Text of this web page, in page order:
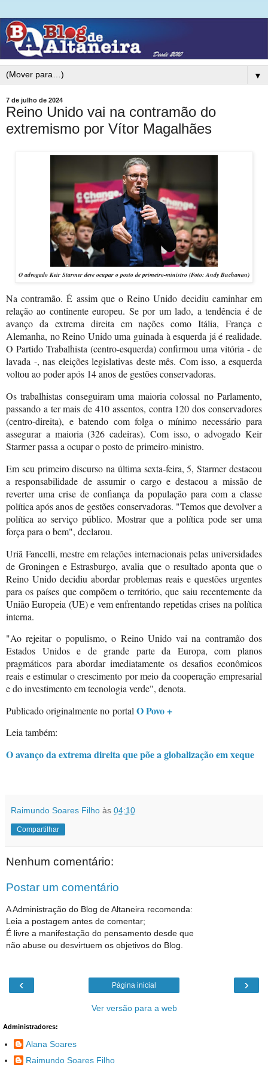
▼
7 de julho de 2024
Reino Unido vai na contramão do
extremismo por Vítor Magalhães
O advogado Keir Starmer deve ocupar o posto de primeiro-ministro (Foto: Andy Buchanan)
Na contramão. É assim que o Reino Unido decidiu caminhar em
relação ao continente europeu. Se por um lado, a tendência é de
avanço da extrema direita em nações como Itália, França e
Alemanha, no Reino Unido uma guinada à esquerda já é realidade.
O Partido Trabalhista (centro-esquerda) confirmou uma vitória - de
lavada -, nas eleições legislativas deste mês. Com isso, a esquerda
voltou ao poder após 14 anos de gestões conservadoras.
Os trabalhistas conseguiram uma maioria colossal no Parlamento,
passando a ter mais de 410 assentos, contra 120 dos conservadores
(centro-direita), e batendo com folga o mínimo necessário para
assegurar a maioria (326 cadeiras). Com isso, o advogado Keir
Starmer passa a ocupar o posto de primeiro-ministro.
Em seu primeiro discurso na última sexta-feira, 5, Starmer destacou
a responsabilidade de assumir o cargo e destacou a missão de
reverter uma crise de confiança da população para com a classe
política após anos de gestões conservadoras. "Temos que devolver a
política ao serviço público. Mostrar que a política pode ser uma
força para o bem", declarou.
Uriã Fancelli, mestre em relações internacionais pelas universidades
de Groningen e Estrasburgo, avalia que o resultado aponta que o
Reino Unido decidiu abordar problemas reais e questões urgentes
para os países que compõem o território, que saiu recentemente da
União Europeia (UE) e vem enfrentando repetidas crises na política
interna.
"Ao rejeitar o populismo, o Reino Unido vai na contramão dos
Estados Unidos e de grande parte da Europa, com planos
pragmáticos para abordar imediatamente os desafios econômicos
reais e estimular o crescimento por meio da cooperação empresarial
e do investimento em tecnologia verde", denota.
Publicado originalmente no portal O Povo +
Leia também:
O avanço da extrema direita que põe a globalização em xeque
Raimundo Soares Filho às 04:10
Compartilhar
Nenhum comentário:
Postar um comentário
A Administração do Blog de Altaneira recomenda:
Leia a postagem antes de comentar;
É livre a manifestação do pensamento desde que
não abuse ou desvirtuem os objetivos do Blog.
‹ ›
Página inicial
Ver versão para a web
Administradores:
Alana Soares
Raimundo Soares Filho